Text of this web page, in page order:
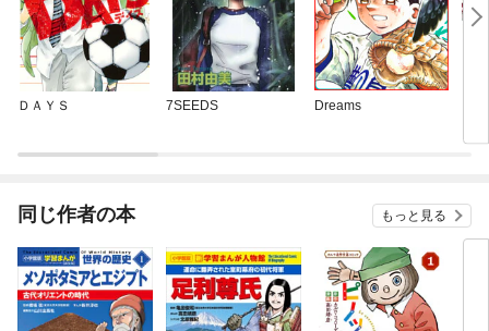
ＤＡＹＳ 7SEEDS Dreams
同じ作者の本 もっと見る